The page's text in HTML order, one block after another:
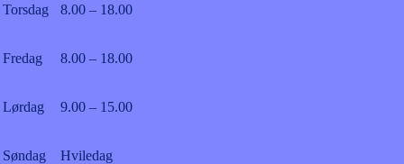
Torsdag 8.00 – 18.00
Fredag 8.00 – 18.00
Lørdag 9.00 – 15.00
Søndag Hviledag